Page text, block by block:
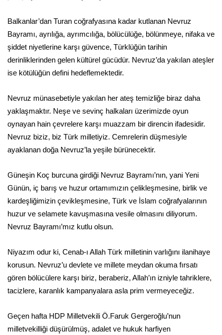
Balkanlar’dan Turan coğrafyasına kadar kutlanan Nevruz
Bayramı, ayrılığa, ayrımcılığa, bölücülüğe, bölünmeye, nifaka ve
şiddet niyetlerine karşı güvence, Türklüğün tarihin
derinliklerinden gelen kültürel gücüdür. Nevruz’da yakılan ateşler
ise kötülüğün defini hedeflemektedir.
Nevruz münasebetiyle yakılan her ateş temizliğe biraz daha
yaklaşmaktır. Neşe ve sevinç halkaları üzerimizde oyun
oynayan hain çevrelere karşı muazzam bir direncin ifadesidir.
Nevruz biziz, biz Türk milletiyiz. Cemrelerin düşmesiyle
ayaklanan doğa Nevruz’la yeşile bürünecektir.
Güneşin Koç burcuna girdiği Nevruz Bayramı’nın, yani Yeni
Günün, iç barış ve huzur ortamımızın çelikleşmesine, birlik ve
kardeşliğimizin çevikleşmesine, Türk ve İslam coğrafyalarının
huzur ve selamete kavuşmasına vesile olmasını diliyorum.
Nevruz Bayramı’mız kutlu olsun.
Niyazım odur ki, Cenab-ı Allah Türk milletinin varlığını ilanihaye
korusun. Nevruz’u devlete ve millete meydan okuma fırsatı
gören bölücülere karşı biriz, beraberiz, Allah’ın izniyle tahriklere,
tacizlere, karanlık kampanyalara asla prim vermeyeceğiz.
Geçen hafta HDP Milletvekili Ö.Faruk Gergeroğlu’nun
milletvekilliği düşürülmüş, adalet ve hukuk harfiyen